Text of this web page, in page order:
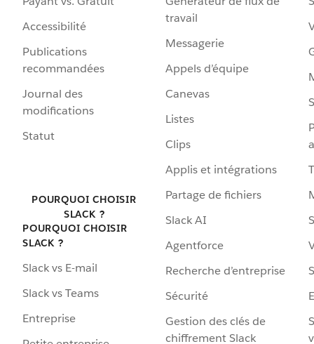
Accessibilité
Publications
recommandées
Journal des
modifications
Statut
POURQUOI CHOISIR
SLACK ?
POURQUOI CHOISIR
SLACK ?
Slack vs E-mail
Slack vs Teams
Entreprise
travail
Messagerie
Appels d’équipe
Canevas
Listes
Clips
Applis et intégrations
Partage de fichiers
Slack AI
Agentforce
Recherche d’entreprise
Sécurité
Gestion des clés de
chiffrement Slack